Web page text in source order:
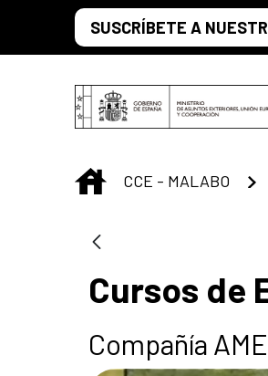
Saltar al contenido principal
SUSCRÍBETE A
INICIO
CCE - MALABO
Cursos de
Compañía